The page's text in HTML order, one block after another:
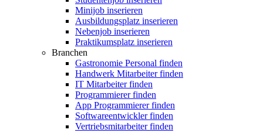
Minijob inserieren
Ausbildungsplatz inserieren
Nebenjob inserieren
Praktikumsplatz inserieren
Branchen
Gastronomie Personal finden
Handwerk Mitarbeiter finden
IT Mitarbeiter finden
Programmierer finden
App Programmierer finden
Softwareentwickler finden
Vertriebsmitarbeiter finden